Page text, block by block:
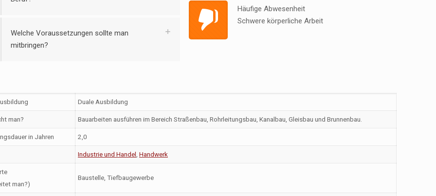
Welche Voraussetzungen sollte man
mitbringen?
Häufige Abwesenheit
Schwere körperliche Arbeit
Duale Ausbildung
man? Bauarbeiten ausführen im Bereich Straßenbau, Rohrleitungsbau, Kanalbau, Gleisbau und Brunnenbau.
in Jahren 2,0
Industrie und Handel Handwerk
man?)
Baustelle, Tiefbaugewerbe